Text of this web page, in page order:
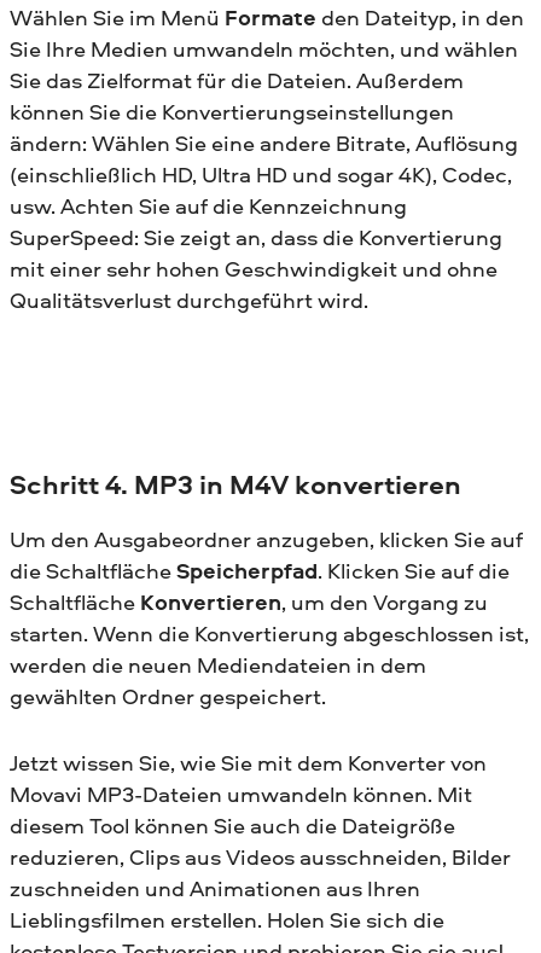
Wählen Sie im Menü Formate den Dateityp, in den
Sie Ihre Medien umwandeln möchten, und wählen
Sie das Zielformat für die Dateien. Außerdem
können Sie die Konvertierungseinstellungen
ändern: Wählen Sie eine andere Bitrate, Auflösung
(einschließlich HD, Ultra HD und sogar 4K), Codec,
usw. Achten Sie auf die Kennzeichnung
SuperSpeed: Sie zeigt an, dass die Konvertierung
mit einer sehr hohen Geschwindigkeit und ohne
Qualitätsverlust durchgeführt wird.
Schritt 4. MP3 in M4V konvertieren
Um den Ausgabeordner anzugeben, klicken Sie auf
die SchaltflächeSpeicherpfad. Klicken Sie auf die
Schaltfläche Konvertieren, um den Vorgang zu
starten. Wenn die Konvertierung abgeschlossen ist,
werden die neuen Mediendateien in dem
gewählten Ordner gespeichert.
Jetzt wissen Sie, wie Sie mit dem Konverter von
Movavi MP3-Dateien umwandeln können. Mit
diesem Tool können Sie auch die Dateigröße
reduzieren, Clips aus Videos ausschneiden, Bilder
zuschneiden und Animationen aus Ihren
Lieblingsfilmen erstellen. Holen Sie sich die